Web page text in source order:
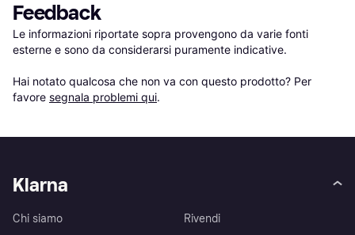
Feedback
Le informazioni riportate sopra provengono da varie fonti
esterne e sono da considerarsi puramente indicative.
Hai notato qualcosa che non va con questo prodotto? Per
favore segnala problemi qui.
Klarna
Chi siamo
Rivendi